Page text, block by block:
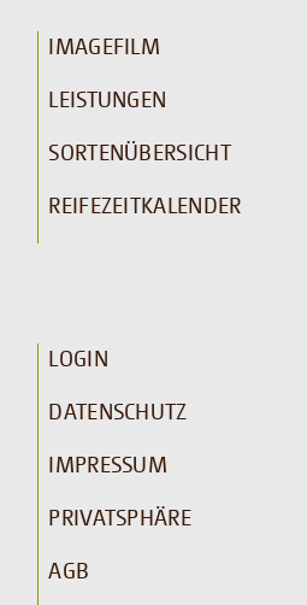
IMAGEFILM
LEISTUNGEN
SORTENÜBERSICHT
REIFEZEITKALENDER
LOGIN
DATENSCHUTZ
IMPRESSUM
PRIVATSPHÄRE
AGB